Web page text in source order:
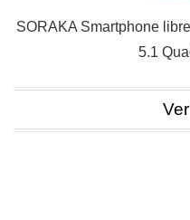
SORAKA Smartphone
5.1